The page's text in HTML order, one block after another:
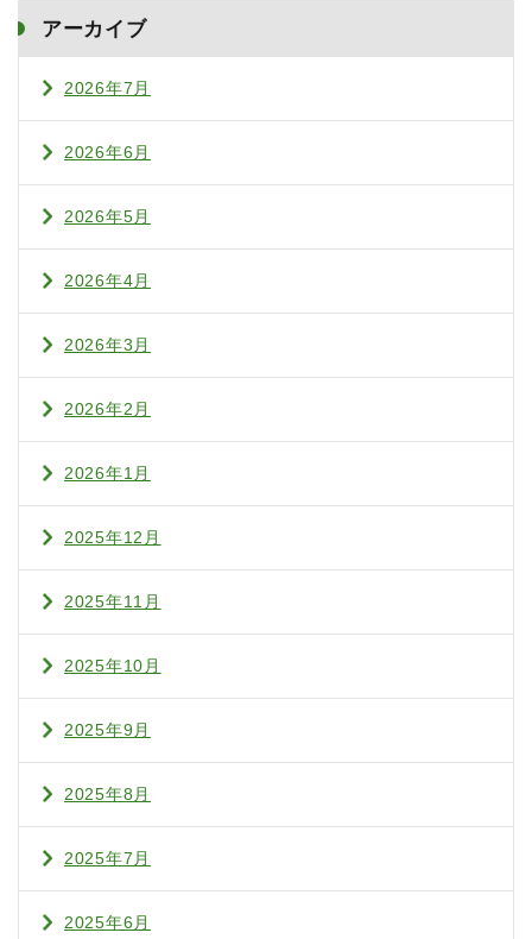
アーカイブ
2026年7月
2026年6月
2026年5月
2026年4月
2026年3月
2026年2月
2026年1月
2025年12月
2025年11月
2025年10月
2025年9月
2025年8月
2025年7月
2025年6月